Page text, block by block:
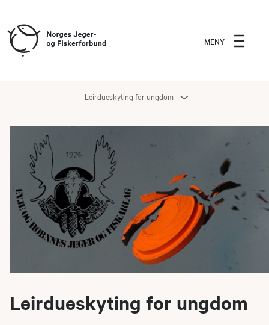
MENY
Leirdueskyting for ungdom
Leirdueskyting for ungdom